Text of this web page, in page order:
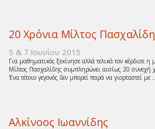
20 Χρόνια Μίλτος
5 & 7 Ιουνίου 2015
Για μαθηματικός ξεκίνησε αλλά τελικά τον κέρδισε η
Μίλτος Πασχαλίδης συμπληρώνει αισίως 20 συνεχή
Ένα τέτοιο γεγονός δεν μπορεί παρά να γιορταστεί με
Αλκίνοος Ιωαννίδης